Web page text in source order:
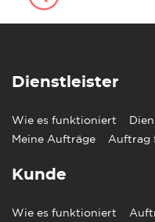
Dienstleister
Wie es funktioniert
Meine Aufträge
Auftrag
Kunde
Wie es funktioniert